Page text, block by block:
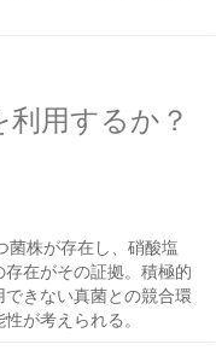
用するか？
菌株が存在し、硝酸塩
在がその証拠。積極的
きない真菌との競合環
が考えられる。